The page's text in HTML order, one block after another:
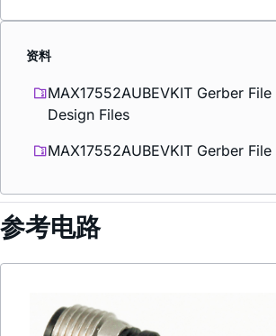
资料
MAX17552AUBEVKIT Gerber
Design Files
MAX17552AUBEVKIT Gerber File
参考电路